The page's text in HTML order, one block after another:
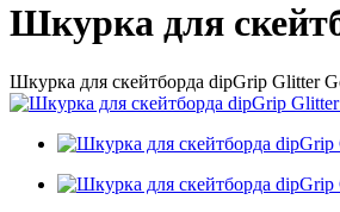
Шкурка для
Шкурка для скейтборда dipGrip Glitter